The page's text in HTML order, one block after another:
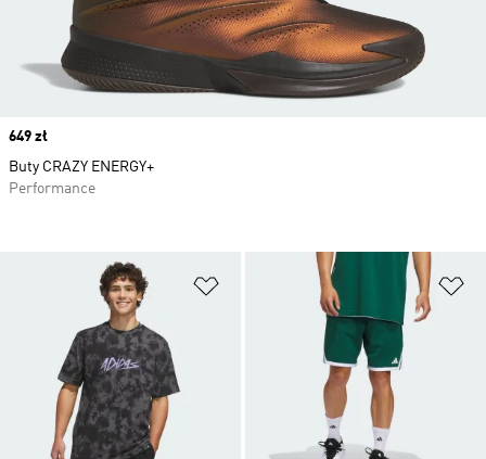
Dodaj do listy życzeń
Price
649 zł
Buty CRAZY ENERGY+
Performance